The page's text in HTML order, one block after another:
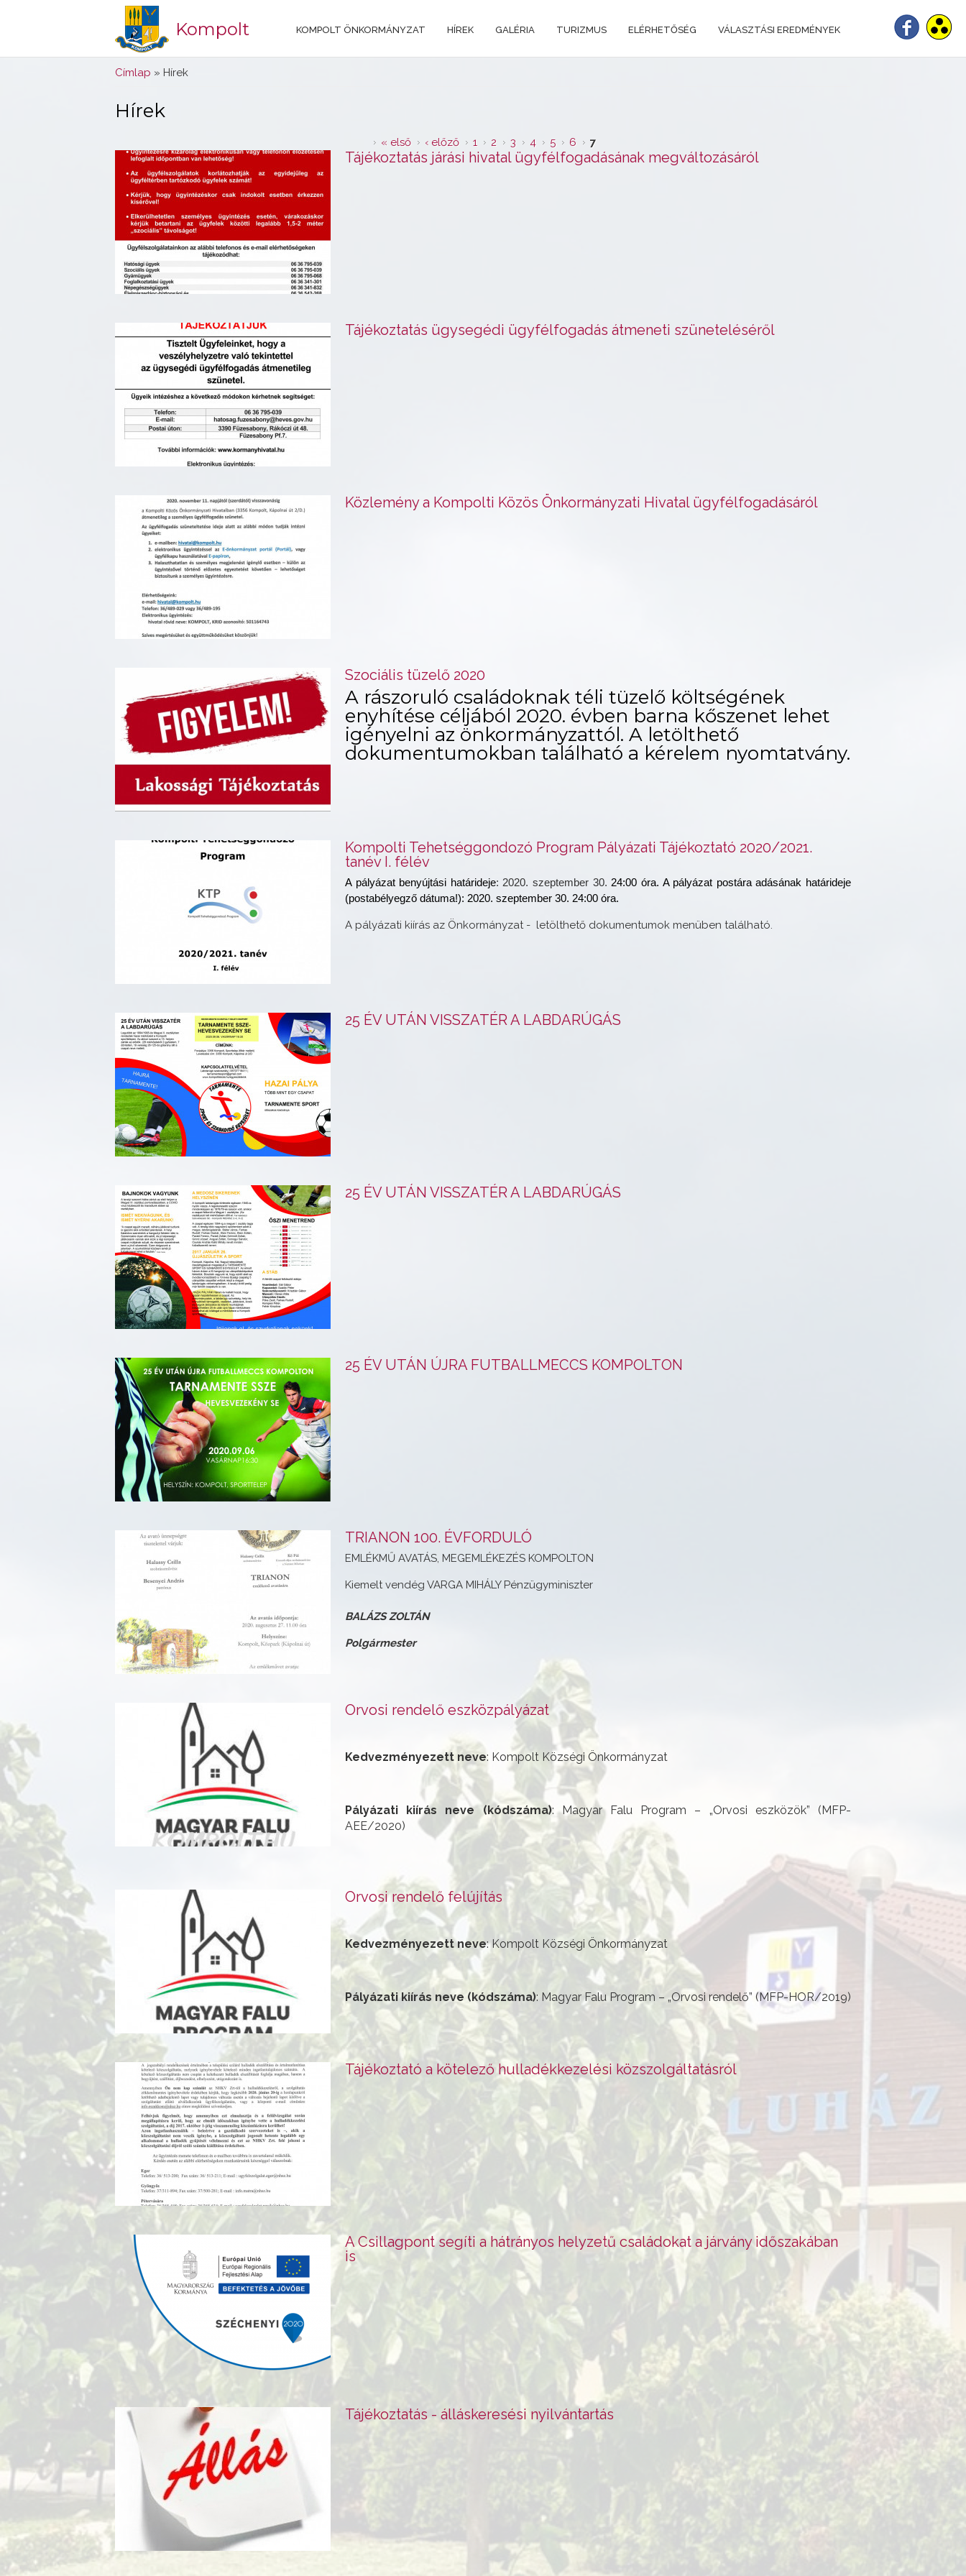
Kompolt KOMPOLT ÖNKORMÁNYZAT HÍREK GALÉRIA TURIZMUS ELÉRHETŐSÉG VÁLASZTÁSI EREDMÉNYEK
Jelenlegi hely
Címlap » Hírek
Hírek
« első ‹ előző 1 2 3 4 5 6 7
Tájékoztatás járási hivatal ügyfélfogadásának megváltozásáról
Tájékoztatás ügysegédi ügyfélfogadás átmeneti szüneteléséről
Közlemény a Kompolti Közös Önkormányzati Hivatal ügyfélfogadásáról
Szociális tüzelő 2020
A rászoruló családoknak téli tüzelő költségének
enyhítése céljából 2020. évben barna kőszenet lehet
igényelni az önkormányzattól. A letölthető
dokumentumokban található a kérelem nyomtatvány.
Kompolti Tehetséggondozó Program Pályázati Tájékoztató 2020/2021.
tanév I. félév
A pályázat benyújtási határideje: 2020. szeptember 30. 24:00 óra. A pályázat postára adásának határideje
(postabélyegző dátuma!): 2020. szeptember 30. 24:00 óra.
A pályázati kiírás az Önkormányzat - letölthető dokumentumok menüben található.
25 ÉV UTÁN VISSZATÉR A LABDARÚGÁS
25 ÉV UTÁN VISSZATÉR A LABDARÚGÁS
25 ÉV UTÁN ÚJRA FUTBALLMECCS KOMPOLTON
TRIANON 100. ÉVFORDULÓ
EMLÉKMŰ AVATÁS, MEGEMLÉKEZÉS KOMPOLTON
Kiemelt vendég VARGA MIHÁLY Pénzügyminiszter
BALÁZS ZOLTÁN
Polgármester
Orvosi rendelő eszközpályázat
Kedvezményezett neve: Kompolt Községi Önkormányzat
Pályázati kiírás neve (kódszáma): Magyar Falu Program – „Orvosi eszközök” (MFP-
AEE/2020)
Orvosi rendelő felújítás
Kedvezményezett neve: Kompolt Községi Önkormányzat
Pályázati kiírás neve (kódszáma): Magyar Falu Program – „Orvosi rendelő” (MFP-HOR/2019)
Tájékoztató a kötelező hulladékkezelési közszolgáltatásról
A Csillagpont segíti a hátrányos helyzetű családokat a járvány időszakában
is
Tájékoztatás - álláskeresési nyilvántartás